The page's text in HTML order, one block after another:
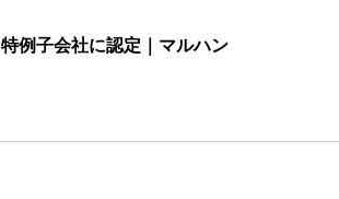
特例子会社に認定｜マルハン